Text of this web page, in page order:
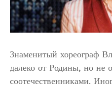
Знаменитый хореограф
далеко от Родины, но не
соотечественниками.